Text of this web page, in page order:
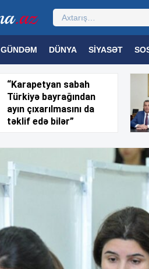
GÜNDƏM DÜNYA SIYASƏT
MAQAZIN TEXNOLOGIYA
“Karapetyan sabah
Türkiyə bayrağından
ayın çıxarılmasını da
təklif edə bilər”